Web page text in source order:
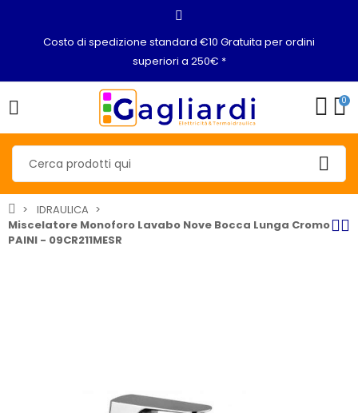
Costo di spedizione standard €10 Gratuita per ordini
superiori a 250€ *
0
IDRAULICA
Miscelatore Monoforo Lavabo Nove Bocca Lunga Cromo
PAINI - 09CR211MESR